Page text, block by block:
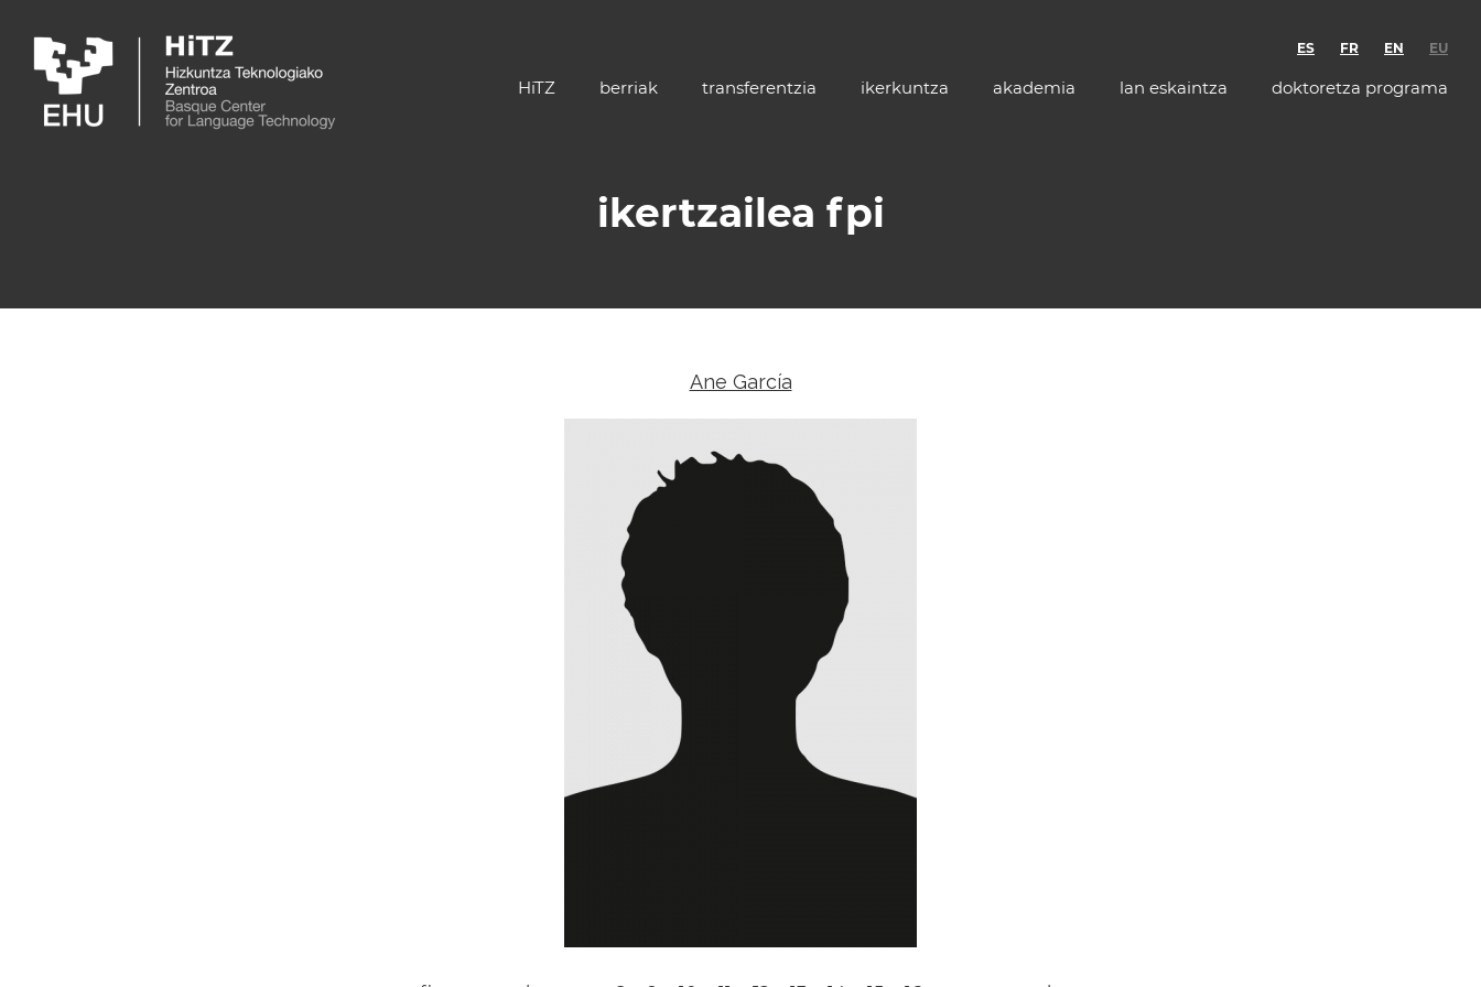
ES FR EN EU
HiTZ berriak transferentzia ikerkuntza akademia lan eskaintza doktoretza programa
ikertzailea fpi
Ane García